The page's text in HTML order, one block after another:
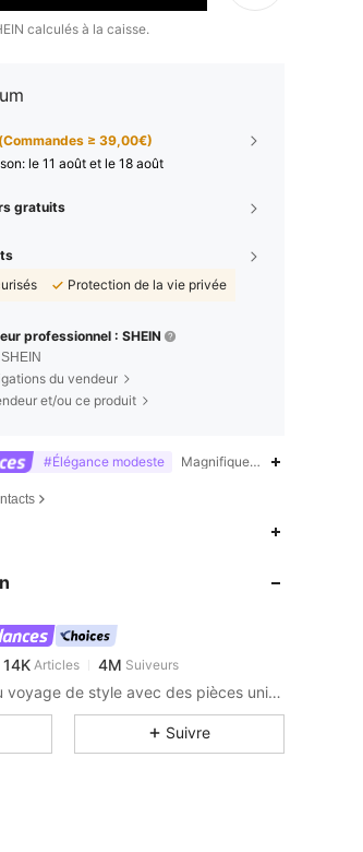
calculés à la caisse.
≥ 39,00€)
le 11 août et le 18 août
gratuits
Protection de la vie privée
professionnel : SHEIN
du vendeur
et/ou ce produit
#Élégance modeste Magnifique-Vintage,Semi-
14K
14KArticles 4M
train de naviguer
4M
14K
4M
14K
4M
Commencez un nouveau voyage de style avec des pièces uniques et remarquables qui suscitent une nouvelle inspiration.
Suivre